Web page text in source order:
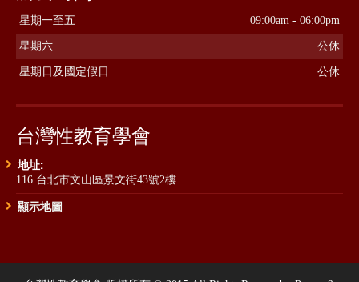
星期一至五 09:00am - 06:00pm
星期六 公休
星期日及國定假日 公休
台灣性教育學會
地址:
116 台北市文山區景文街43號2樓
顯示地圖